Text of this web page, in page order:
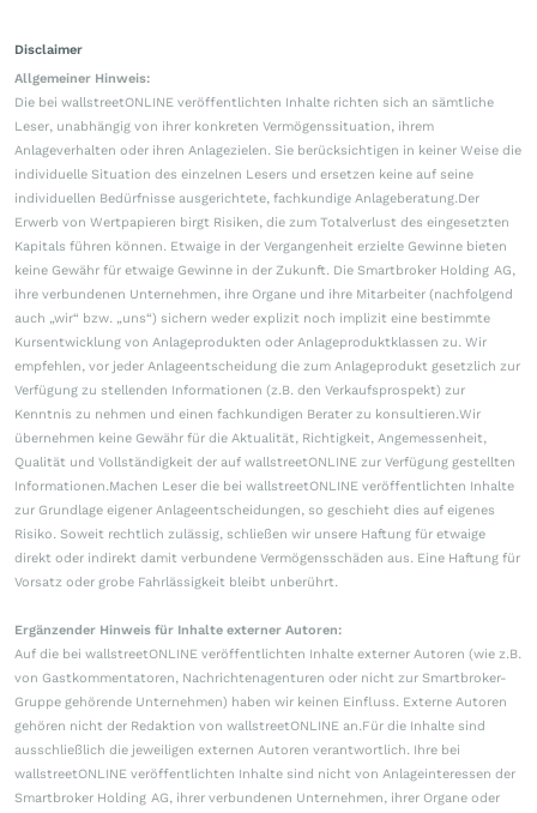
Disclaimer
Allgemeiner Hinweis:
Die bei wallstreetONLINE veröffentlichten Inhalte richten sich an sämtliche
Leser, unabhängig von ihrer konkreten Vermögenssituation, ihrem
Anlageverhalten oder ihren Anlagezielen. Sie berücksichtigen in keiner Weise die
individuelle Situation des einzelnen Lesers und ersetzen keine auf seine
individuellen Bedürfnisse ausgerichtete, fachkundige Anlageberatung.Der
Erwerb von Wertpapieren birgt Risiken, die zum Totalverlust des eingesetzten
Kapitals führen können. Etwaige in der Vergangenheit erzielte Gewinne bieten
keine Gewähr für etwaige Gewinne in der Zukunft. Die Smartbroker Holding AG,
ihre verbundenen Unternehmen, ihre Organe und ihre Mitarbeiter (nachfolgend
auch „wir“ bzw. „uns“) sichern weder explizit noch implizit eine bestimmte
Kursentwicklung von Anlageprodukten oder Anlageproduktklassen zu. Wir
empfehlen, vor jeder Anlageentscheidung die zum Anlageprodukt gesetzlich zur
Verfügung zu stellenden Informationen (z.B. den Verkaufsprospekt) zur
Kenntnis zu nehmen und einen fachkundigen Berater zu konsultieren.Wir
übernehmen keine Gewähr für die Aktualität, Richtigkeit, Angemessenheit,
Qualität und Vollständigkeit der auf wallstreetONLINE zur Verfügung gestellten
Informationen.Machen Leser die bei wallstreetONLINE veröffentlichten Inhalte
zur Grundlage eigener Anlageentscheidungen, so geschieht dies auf eigenes
Risiko. Soweit rechtlich zulässig, schließen wir unsere Haftung für etwaige
direkt oder indirekt damit verbundene Vermögensschäden aus. Eine Haftung für
Vorsatz oder grobe Fahrlässigkeit bleibt unberührt.
Ergänzender Hinweis für Inhalte externer Autoren:
Auf die bei wallstreetONLINE veröffentlichten Inhalte externer Autoren (wie z.B.
von Gastkommentatoren, Nachrichtenagenturen oder nicht zur Smartbroker-
Gruppe gehörende Unternehmen) haben wir keinen Einfluss. Externe Autoren
gehören nicht der Redaktion von wallstreetONLINE an.Für die Inhalte sind
ausschließlich die jeweiligen externen Autoren verantwortlich. Ihre bei
wallstreetONLINE veröffentlichten Inhalte sind nicht von Anlageinteressen der
Smartbroker Holding AG, ihrer verbundenen Unternehmen, ihrer Organe oder